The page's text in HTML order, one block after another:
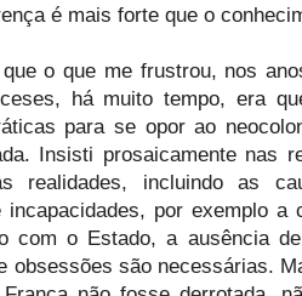
é mais forte que o
que o que me frustrou, nos
há muito tempo, era
para se opor ao
Insisti prosaicamente nas
realidades, incluindo as
incapacidades, por exemplo
com o Estado, a ausência
obsessões são necessárias.